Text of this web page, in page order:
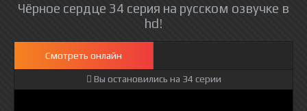
Чёрное сердце 34 серия на русском озвучке в
hd!
Смотреть онлайн
Вы остановились на 34 серии